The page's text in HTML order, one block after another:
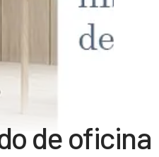
de oficina